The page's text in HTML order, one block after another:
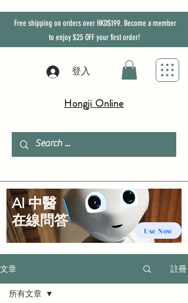
Free shipping on orders over HKD$199. Become a member
to enjoy$25 OFFyour first order!
登入
Hongji Online
文章 註冊
所有文章
Use Now
AI 中醫
​在線問答